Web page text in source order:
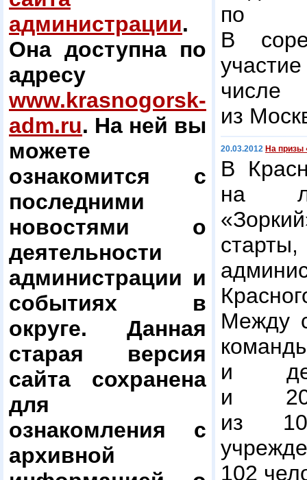
администрации.
Она доступна по
адресу
www.krasnogorsk-
adm.ru. На ней вы
можете
ознакомится с
последними
новостями о
деятельности
администрации и
событиях в
округе. Данная
старая версия
сайта сохранена
для
ознакомления с
архивной
по
В
из
20.03.2012 На призы
В
на
Между
и
и
из 10
102